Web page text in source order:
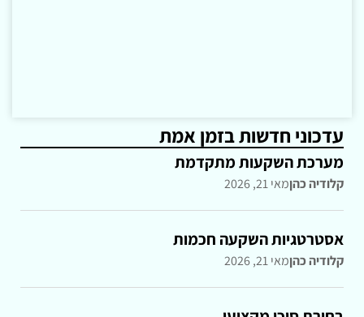
עדכוני חדשות בזמן אמת
מערכת השקעות מתקדמת
קלודיה כהןמאי 21, 2026
אסטרטגיות השקעה חכמות
קלודיה כהןמאי 21, 2026